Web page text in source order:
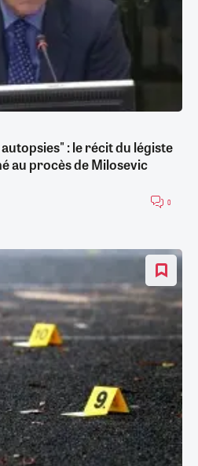
: le récit du légiste
au procès de Milosevic
0